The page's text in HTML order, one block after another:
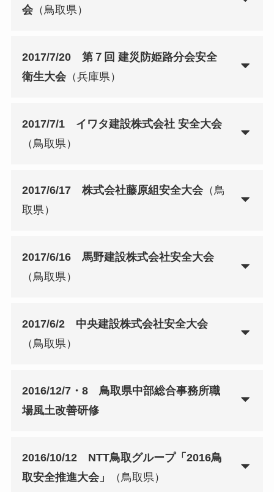
会（鳥取県）
2017/7/20 第７回 建災防姫路分会安全
衛生大会（兵庫県）
2017/7/1 イワタ建設株式会社 安全大会
（鳥取県）
2017/6/17 株式会社藤原組安全大会（鳥
取県）
2017/6/16 馬野建設株式会社安全大会
（鳥取県）
2017/6/2 中央建設株式会社安全大会
（鳥取県）
2016/12/7・8 鳥取県中部総合事務所職
場風土改善研修
2016/10/12 NTT鳥取グループ「2016鳥
取安全推進大会」
（鳥取県）